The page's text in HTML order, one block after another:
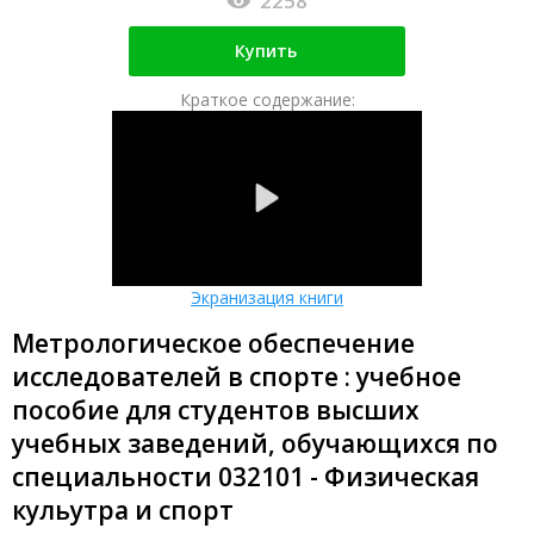
Купить
Краткое содержание:
Экранизация книги
Метрологическое обеспечение
исследователей в спорте : учебное
пособие для студентов высших
учебных заведений, обучающихся по
специальности 032101 - Физическая
кульутра и спорт